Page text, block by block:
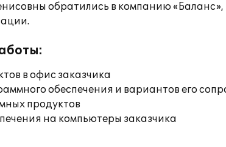
обратились в компанию
в офис заказчика
обеспечения и вариантов его
продуктов
на компьютеры заказчика